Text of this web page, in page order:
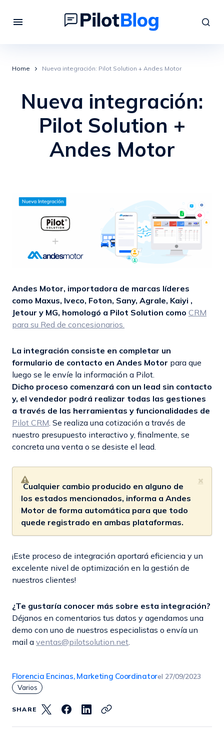
Home Nueva integración: Pilot Solution + Andes Motor
Nueva integración:
Pilot Solution +
Andes Motor
Andes Motor, importadora de marcas líderes
como Maxus, Iveco, Foton, Sany, Agrale, Kaiyi ,
Jetour y MG, homologó a Pilot Solution como CRM
para su Red de concesionarios.
La integración consiste en completar un
formulario de contacto en Andes Motor para que
luego se le envíe la información a Pilot.
Dicho proceso comenzará con un lead sin contacto
y, el vendedor podrá realizar todas las gestiones
a través de las herramientas y funcionalidades de
Pilot CRM. Se realiza una cotización a través de
nuestro presupuesto interactivo y, finalmente, se
concreta una venta o se desiste el lead.
Cualquier cambio producido en alguno de
los estados mencionados, informa a Andes
Motor de forma automática para que todo
quede registrado en ambas plataformas.
¡Este proceso de integración aportará eficiencia y un
excelente nivel de optimización en la gestión de
nuestros clientes!
¿Te gustaría conocer más sobre esta integración?
Déjanos en comentarios tus datos y agendamos una
demo con uno de nuestros especialistas o envía un
mail a ventas@pilotsolution.net.
Florencia Encinas, Marketing Coordinatorel 27/09/2023
Varios
SHARE